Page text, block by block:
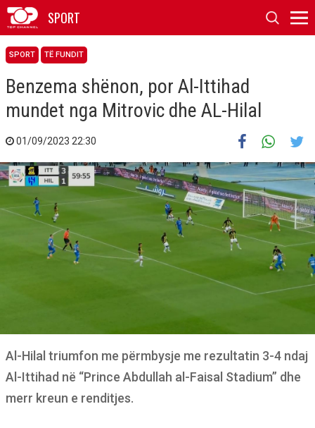
SPORT
SPORT TË FUNDIT
Benzema shënon, por Al-Ittihad
mundet nga Mitrovic dhe AL-Hilal
01/09/2023 22:30
Al-Hilal triumfon me përmbysje me rezultatin 3-4 ndaj
Al-Ittihad në “Prince Abdullah al-Faisal Stadium” dhe
merr kreun e renditjes.